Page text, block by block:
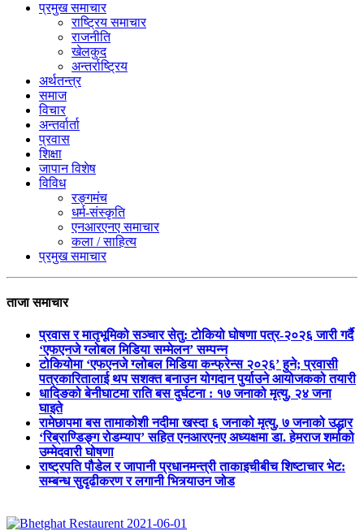
प्रमुख समाचार
राष्ट्रिय समाचार
राजनीति
खेलकुद
अन्तर्राष्ट्रिय
अर्थतन्त्र
समाज
विचार
अन्तर्वार्ता
प्रवास
शिक्षा
जापान विशेष
विविध
रङ्गमंच
धर्म-संस्कृति
एनआरएनए समाचार
कला / साहित्य
प्रमुख समाचार
ताजा समाचार
प्रवास र मातृभूमिको सञ्चार सेतु: टोकियो घोषणा पत्र-२०२६ जारी गर्दै
‘एफएनजे ग्लोबल मिडिया सम्मेलन’ सम्पन्न
टोकियोमा ‘एफएनजे ग्लोबल मिडिया कन्फ्रेन्स २०२६’ हुने; प्रवासी
पत्रकारितालाई थप सशक्त बनाउन योगदान पुर्याउने आयोजकको तयारी
धादिङको बेनीघाटमा राति बस दुर्घटना : १७ जनाको मृत्यु, २४ जना
घाइते
रामेछापमा बस तामाकोशी नदीमा खस्दा ६ जनाको मृत्यु, ७ जनाको उद्धार
‘रिब्राण्डिङ्ग रोडम्याप’ सहित एनआरएनए अध्यक्षमा डा. हेमराज शर्माको
उम्मेदवारी घोषणा
राष्ट्रपति पौडेल र जापानी प्रधानमन्त्री ताकाइचीबीच शिष्टाचार भेट:
सम्बन्ध सुदृढीकरण र लगानी भित्र्याउन जोड